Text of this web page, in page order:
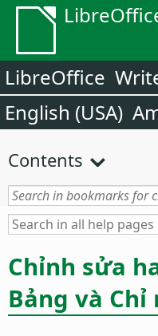
LibreOffice
English (USA)
Contents
Chỉnh sửa
Bảng và Chỉ